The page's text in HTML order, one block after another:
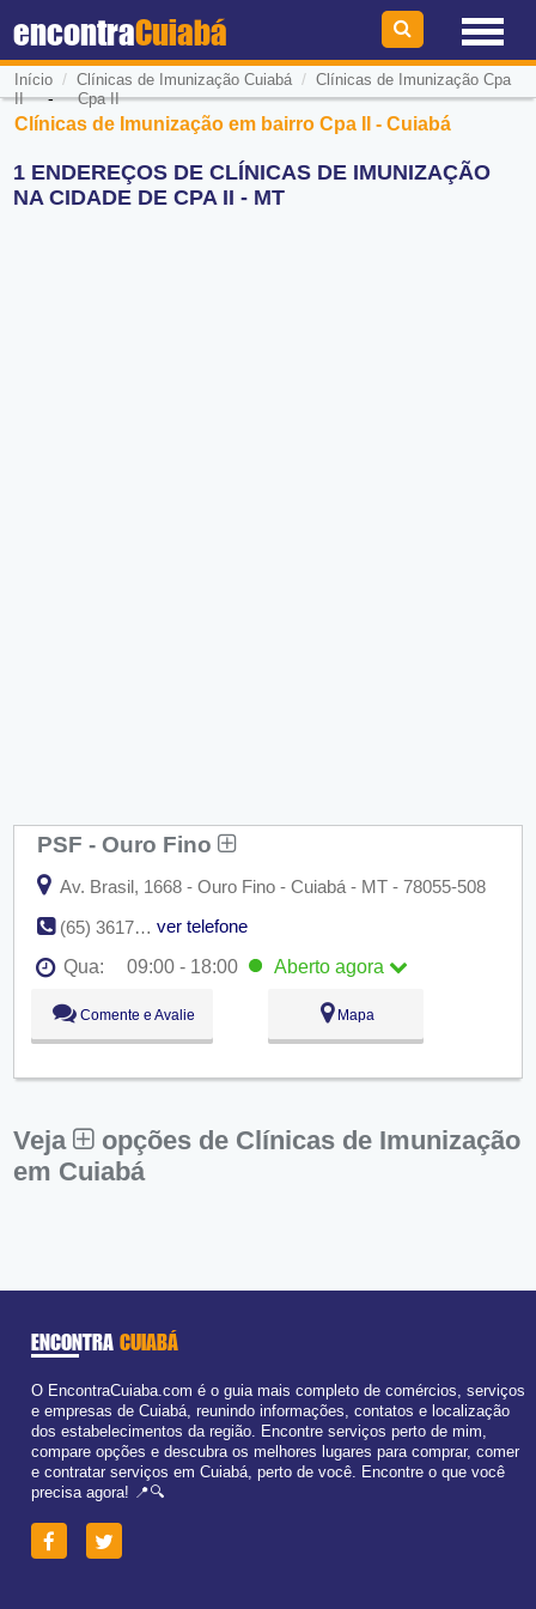
encontraCuiabá
Início / Clínicas de Imunização Cuiabá/ Clínicas de Imunização Cpa
II-Cpa II
Clínicas de Imunização em bairro Cpa II - Cuiabá
1 ENDEREÇOS DE CLÍNICAS DE IMUNIZAÇÃO
NA CIDADE DE CPA II - MT
PSF - Ouro Fino
Av. Brasil, 1668 - Ouro Fino - Cuiabá - MT - 78055-508
(65) 3617-1464
ver telefone
Qua:
09:00 - 18:00 Aberto agora
Seg:
Ter:
09:00 - 18:00
Qua:
09:00 - 18:00 Abertoagora
Sex:
09:00 - 18:00
Dom:
Fechado
Comente e Avalie Mapa
Veja
opções de Clínicas de Imunização
em Cuiabá
ENCONTRA CUIABÁ
O EncontraCuiaba.com é o guia mais completo de comércios, serviços
e empresas de Cuiabá, reunindo informações, contatos e localização
dos estabelecimentos da região. Encontre serviços perto de mim,
compare opções e descubra os melhores lugares para comprar, comer
e contratar serviços em Cuiabá, perto de você. Encontre o que você
precisa agora! 📍🔍